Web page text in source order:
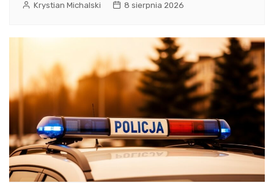
Krystian Michalski 8 sierpnia 2026